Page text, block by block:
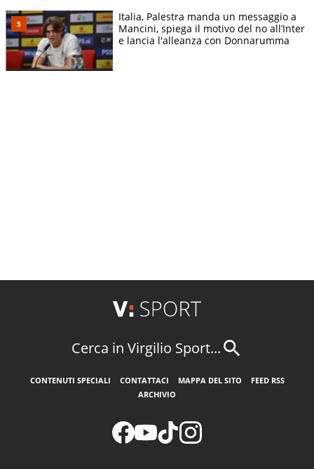
Italia, Palestra manda un messaggio a
Mancini, spiega il motivo del no all’Inter
e lancia l'alleanza con Donnarumma
Cerca in Virgilio Sport...
CONTENUTI SPECIALI CONTATTACI MAPPA DEL SITO
FEED RSS
ARCHIVIO